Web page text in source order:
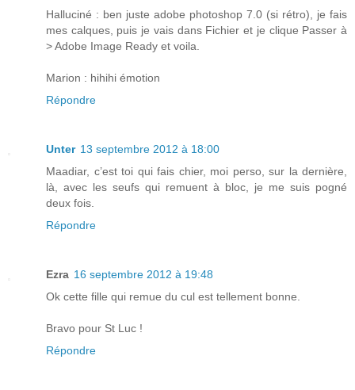
Halluciné : ben juste adobe photoshop 7.0 (si rétro), je fais
mes calques, puis je vais dans Fichier et je clique Passer à
> Adobe Image Ready et voila.
Marion : hihihi émotion
Répondre
Unter 13 septembre 2012 à 18:00
Maadiar, c’est toi qui fais chier, moi perso, sur la dernière,
là, avec les seufs qui remuent à bloc, je me suis pogné
deux fois.
Répondre
Ezra 16 septembre 2012 à 19:48
Ok cette fille qui remue du cul est tellement bonne.
Bravo pour St Luc !
Répondre